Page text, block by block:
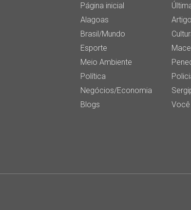
Página inicial
Alagoas
Brasil/Mundo
Esporte
Meio Ambiente
Política
Negócios/Economia
Blogs